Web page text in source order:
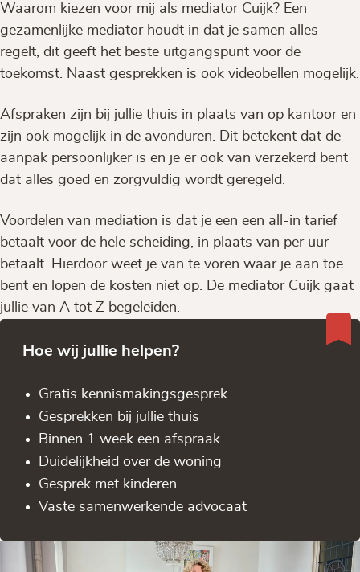
Waarom kiezen voor mij als mediator Cuijk? Een
gezamenlijke mediator houdt in dat je samen alles
regelt, dit geeft het beste uitgangspunt voor de
toekomst. Naast gesprekken is ook videobellen mogelijk.
Afspraken zijn bij jullie thuis in plaats van op kantoor en
zijn ook mogelijk in de avonduren. Dit betekent dat de
aanpak persoonlijker is en je er ook van verzekerd bent
dat alles goed en zorgvuldig wordt geregeld.
Voordelen van mediation is dat je een een all-in tarief
betaalt voor de hele scheiding, in plaats van per uur
betaalt. Hierdoor weet je van te voren waar je aan toe
bent en lopen de kosten niet op. De mediator Cuijk gaat
jullie van A tot Z begeleiden.
Hoe wij jullie helpen?
Gratis kennis­makingsgesprek
Gesprekken bij jullie thuis
Binnen 1 week een afspraak
Duidelijkheid over de woning
Gesprek met kinderen
Vaste samenwerkende advocaat